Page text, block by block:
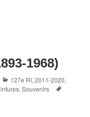
1968)
Categories
127e RI,2011-2020,
,Souvenirs